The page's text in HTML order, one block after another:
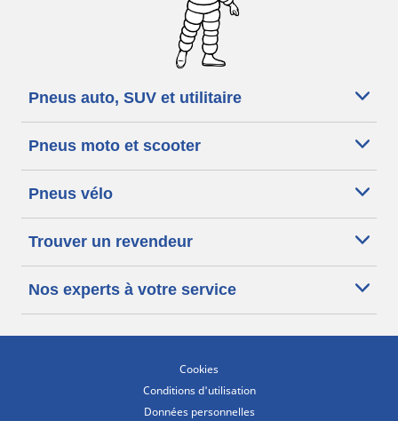
Pneus auto, SUV et utilitaire
Pneus moto et scooter
Pneus vélo
Trouver un revendeur
Nos experts à votre service
Cookies
Conditions d'utilisation
Données personnelles